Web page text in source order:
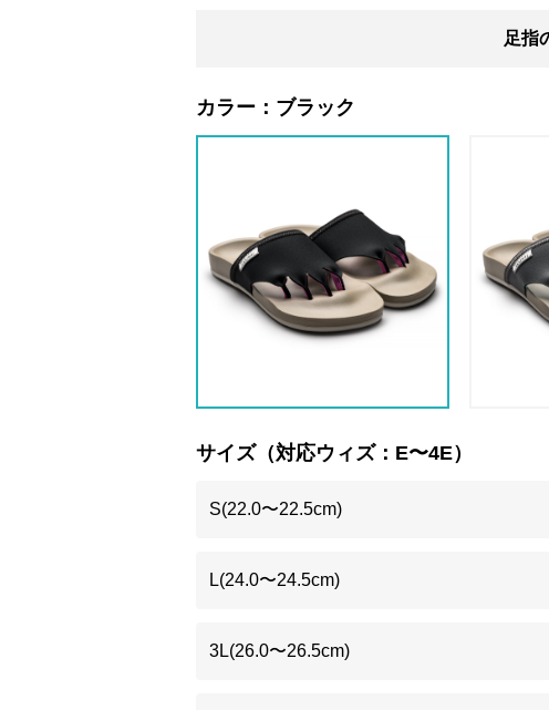
足指
カラー： ブラック
サイズ（対応ウィズ：E〜4E）
S(22.0〜22.5cm)
L(24.0〜24.5cm)
3L(26.0〜26.5cm)